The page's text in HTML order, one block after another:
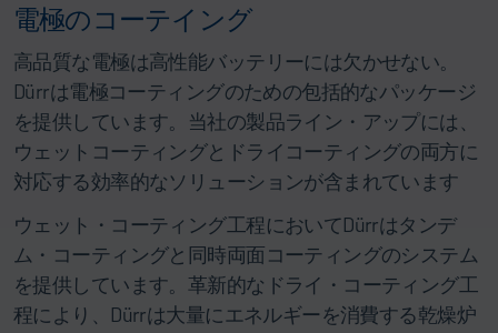
電極のコーテイング
高品質な電極は高性能バッテリーには欠かせない。
Dürrは電極コーティングのための包括的なパッケージ
を提供しています。当社の製品ライン・アップには、
ウェットコーティングとドライコーティングの両方に
対応する効率的なソリューションが含まれています
ウェット・コーティング工程においてDürrはタンデ
ム・コーティングと同時両面コーティングのシステム
を提供しています。革新的なドライ・コーティング工
程により、Dürrは大量にエネルギーを消費する乾燥炉